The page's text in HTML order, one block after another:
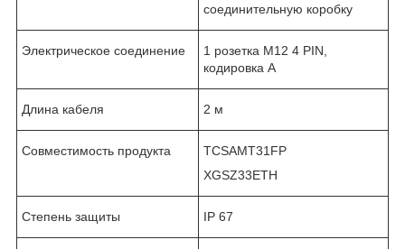
соединительную коробку
Электрическое соединение
1 розетка M12 4 PIN,
кодировка А
Длина кабеля 2 м
Совместимость продукта
TCSAMT31FP
XGSZ33ETH
Степень защиты IP 67